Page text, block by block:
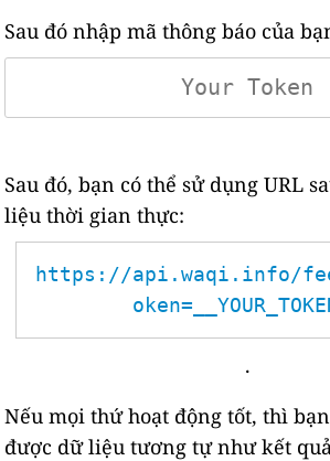
Sau đó nhập mã thông báo của
Sau đó, bạn có thể sử dụng URL
liệu thời gian thực:
https://api.waqi.info/
.
Nếu mọi thứ hoạt động tốt, thì
được dữ liệu tương tự như kết